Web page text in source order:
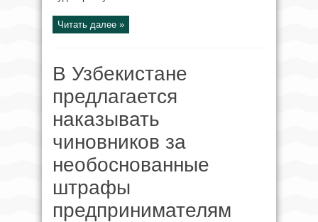
Читать далее »
В Узбекистане
предлагается
наказывать
чиновников за
необоснованные
штрафы
предпринимателям